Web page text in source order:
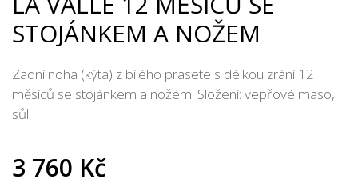
STOJÁNKEM A NOŽEM
Zadní noha (kýta) z bílého prasete s délkou zrání 12
měsíců se stojánkem a nožem. Složení: vepřové maso,
sůl.
3 760 Kč